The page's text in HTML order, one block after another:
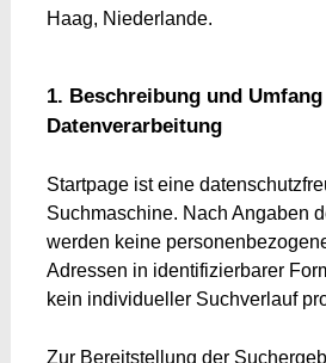
Haag, Niederlande.
1. Beschreibung und
Datenverarbeitung
Startpage ist eine
Suchmaschine. Nach Angaben
werden keine
Adressen in identifizierbarer
kein individueller Suchverlauf
Zur Bereitstellung der